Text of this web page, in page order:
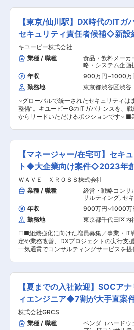
計、アプリケーション設計） ・海外拠点
ム構築、システム維持管理、セキュリティ
分化、リスクマネジメント策検討 など ■身につ
くスキル ・プロジェクトマネジメント：ス
ール・リスク・コスト管理／提案書・見積
成、関係者調整 ・情報セキュリティ知識
／情報セキュリティマネジメント など ■ポジシ
ョンの魅力： ◇国家プロジェクト参画によ
貢献 日本の防衛力強化という国家的課題
防衛関連の開発という国家プロジェクトに
ることで、社会の安全保障に直接貢献でき
◇最先端技術への挑戦 プロジェクトでは、
発・空力技術・探知システム・自動追尾制
ど、世界最先端の技術に触れながら今まで
った開発に携われます。 ◇成長産業での
業であり、今後数十年にわたって継続する
プロジェクトに関わることで、長期的なキ
形成が可能です。 変更の範囲：当社業務
ティアラート監視、インシデント対応、脆
理、通信制御の運用設計や改善活動を通じ
定性・即応性・再現性を重視した運用体制
築・強化を推進します。特定担当者への依
け、標準化・効率化・自動化を進めること
続的な品質向上を目指します。 ■業務詳細 ・各
種セキュリティ製品（Tenable、Paloalto
Darktrace、F5等）から発せられるアラー
時監視と内容確認 ・インシデント発生時の
（ログ解析・通信分析）、封じ込め、関係
連携やエスカレーション ・脆弱性診断ツ
用したインフラ資産全体の脆弱性管理、発
響評価・対応方針整理 ・インターネット
の許可・制御対応 ・手作業や属人的な作業
出し、標準化・品質平準化・ボトルネック
よび運用自動化の検討と推進 ・日常運用
の推進 ■扱うサービス Shared Infra基盤サービス
全体を横断的に運用し、組織全体の安全性
化に貢献します。 ■組織構成 少人数チームで裁
量が大きく、一人ひとりが主体的に活躍で
境です。 ■業務の魅力 複数組織をまたぐスケー
ルの大きなセキュリティ運用や、幅広い業
善・自動化にチャレンジできます。 ■教育体制
OJTや日常業務を通じて、技術力・運用ス
両面をバランスよく習得できます。 ■想定される
キャリアパス スペシャリストやマネジメン
多様なキャリアパスがあり、運用管理者な
い成長機会を実現できます。 【エンジニアが成長
できる環境・制度が充実◎】 ◆シンプレク
勉強会開催や資格補助制度などスキル支
◆エンジニア専用の人事評価と上長からの
社の定める業務
【東京/仙川駅】DX時代のITガ
セキュリティ責任者候補◇新設
キユーピー株式会社
業種 / 職種
食品・飲料メーカ
略・システム企画
ンサルタント・ア
年収 900万円~1000万
勤務地
東京都渋谷区渋谷
~グローバルで統一されたセキュリティは
整備”。キユーピーGのITガバナンスを、
からリードいただけるポジションです~ ■業務概
ントを推進をお任せいたします。 ■業務詳細 ＜
セキュリティチームのミッションをリード
織の防御力強化と即応体制の構築 フレー
を用いて組織の弱点を可視化し、中期計画
たセキュリティ耐力の向上をリード ＜グ
ガバナンスの強化＞ ・統括会社（各リージ
や現地法人と連携した、セキュリティ強化
施 ＜入社直後のミッション＞ ・セキュリティ戦
略の立案と実行 ・セキュリティチームのマ
ントおよび外部との戦略的パートナーシッ
築 ・グローバルガバナンスの強化 ・インシ
ト対応および教育 ＜将来的なミッション＞ ・変
革をリードする戦略アドバイザーとして、
プ全体のDXをセキュリティの観点から最
し、経営に直結する価値創造を牽引する。 ■組織
構成 ・キユーピーデジタルイノベーショ
でもセキュリティーチームへの配属となり
が、チーム編成としては、4名（課長1名、
名）が活躍中です。 ■採用背景とミッション キ
ユーピーグループのセキュリティ専任組織
2024年頃の組成であり、国内のキユーピー
ープを対象としガバナンス構築を進めてい
【マネージャー/在宅可】セキ
ト◆大企業向け案件◇2023年
ＷＡＶＥ ＸＲＯＳＳ株式会社
業種 / 職種
経営・戦略コンサ
サルティング, セ
ント・アナリスト
ト
年収 900万円~1000万
勤務地
東京都千代田区内
□■組織強化に向けた増員募集／事業・IT
定や業務改善、DXプロジェクトの実行支
一気通貫でコンサルティングサービスを
大企業の顧客向け支援を多く行っており、
経営課題の一つである情報セキュリティリ
の対応を通じ、顧客のビジネスの発展に寄
います。 ■業務概要 ・情報セキュリティ関連の
担当プロジェクトのマネジメント ・チーム
ーの育成 ・担当アカウント／プロジェクト
活動（リニューアルおよびアップセル／ク
【夏までの入社歓迎】SOCア
ィエンジニア◆7割が大手直案
株式会社GRCS
業種 / 職種
ベンダ（ハードウ